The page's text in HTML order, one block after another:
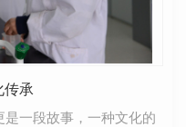
传承
一段故事，一种文化的